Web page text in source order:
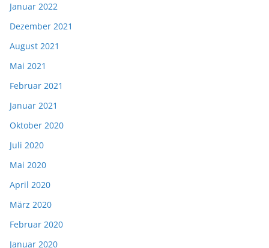
Januar 2022
Dezember 2021
August 2021
Mai 2021
Februar 2021
Januar 2021
Oktober 2020
Juli 2020
Mai 2020
April 2020
März 2020
Februar 2020
Januar 2020